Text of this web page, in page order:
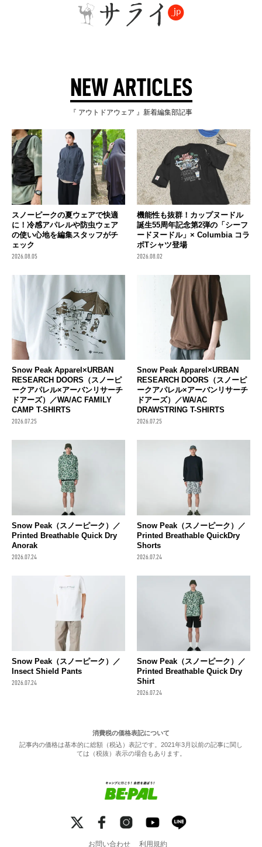
NEW ARTICLES
『 アウトドアウェア 』新着編集部記事
スノーピークの夏ウェアで快適
に！冷感アパレルや防虫ウェア
の使い心地を編集スタッフがチ
ェック
2026.08.05
機能性も抜群！カップヌードル
誕生55周年記念第2弾の「シーフ
ードヌードル」× Columbia コラ
ボTシャツ登場
2026.08.02
Snow Peak Apparel×URBAN
RESEARCH DOORS（スノーピ
ークアパレル×アーバンリサーチ
ドアーズ）／WA/AC FAMILY
CAMP T-SHIRTS
2026.07.25
Snow Peak Apparel×URBAN
RESEARCH DOORS（スノーピ
ークアパレル×アーバンリサーチ
ドアーズ）／WA/AC
DRAWSTRING T-SHIRTS
2026.07.25
Snow Peak（スノーピーク）／
Printed Breathable Quick Dry
Anorak
2026.07.24
Snow Peak（スノーピーク）／
Printed Breathable QuickDry
Shorts
2026.07.24
Snow Peak（スノーピーク）／
Insect Shield Pants
2026.07.24
Snow Peak（スノーピーク）／
Printed Breathable Quick Dry
Shirt
2026.07.24
消費税の価格表記について
記事内の価格は基本的に総額（税込）表記です。2021年3月以前の記事に関し
ては（税抜）表示の場合もあります。
お問い合わせ 利用規約